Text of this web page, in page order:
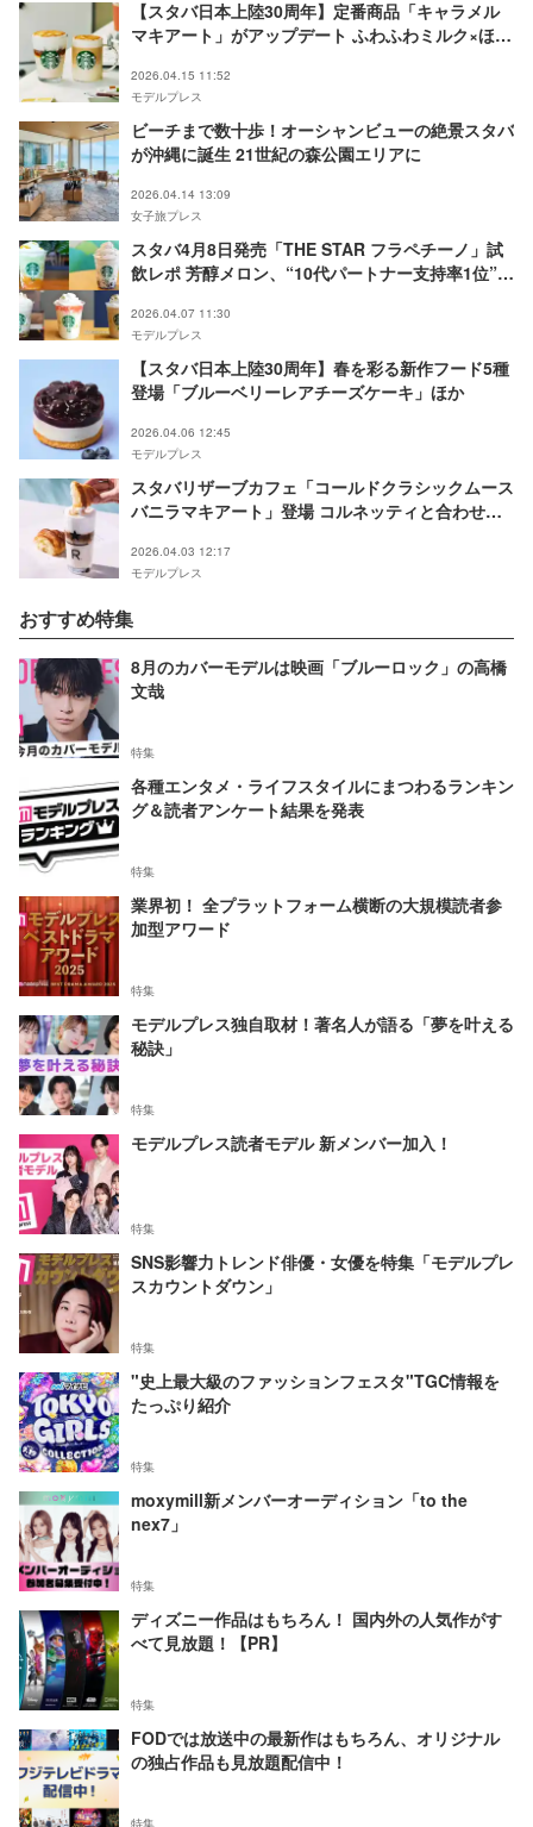
【スタバ日本上陸30周年】定番商品「キャラメル
マキアート」がアップデート ふわふわミルク×ほろ
2026.04.15 11:52
モデルプレス
ビーチまで数十歩！オーシャンビューの絶景スタバ
が沖縄に誕生 21世紀の森公園エリアに
2026.04.14 13:09
女子旅プレス
スタバ4月8日発売「THE STAR フラペチーノ」試
飲レポ 芳醇メロン、“10代パートナー支持率1位”ク
2026.04.07 11:30
モデルプレス
【スタバ日本上陸30周年】春を彩る新作フード5種
登場「ブルーベリーレアチーズケーキ」ほか
2026.04.06 12:45
モデルプレス
スタバリザーブカフェ「コールドクラシックムース
バニラマキアート」登場 コルネッティと合わせる
2026.04.03 12:17
モデルプレス
おすすめ特集
8月のカバーモデルは映画「ブルーロック」の高橋
文哉
特集
各種エンタメ・ライフスタイルにまつわるランキン
グ＆読者アンケート結果を発表
特集
業界初！ 全プラットフォーム横断の大規模読者参
加型アワード
特集
モデルプレス独自取材！著名人が語る「夢を叶える
秘訣」
特集
モデルプレス読者モデル 新メンバー加入！
特集
SNS影響力トレンド俳優・女優を特集「モデルプレ
スカウントダウン」
特集
"史上最大級のファッションフェスタ"TGC情報を
たっぷり紹介
特集
moxymill新メンバーオーディション「to the
nex7」
特集
ディズニー作品はもちろん！ 国内外の人気作がす
べて見放題！【PR】
特集
FODでは放送中の最新作はもちろん、オリジナル
の独占作品も見放題配信中！